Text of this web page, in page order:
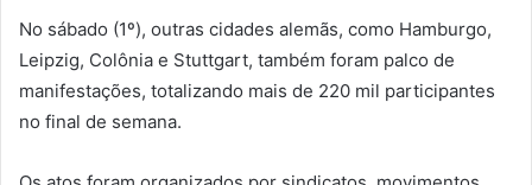
No sábado (1º), outras cidades alemãs, como Hamburgo,
Leipzig, Colônia e Stuttgart, também foram palco de
manifestações, totalizando mais de 220 mil participantes
no final de semana.